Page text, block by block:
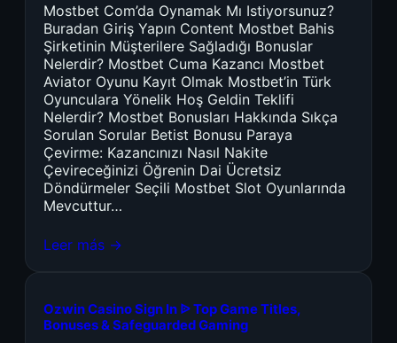
Mostbet Com’da Oynamak Mı Istiyorsunuz?
Buradan Giriş Yapın Content Mostbet Bahis
Şirketinin Müşterilere Sağladığı Bonuslar
Nelerdir? Mostbet Cuma Kazancı Mostbet
Aviator Oyunu Kayıt Olmak Mostbet’in Türk
Oyunculara Yönelik Hoş Geldin Teklifi
Nelerdir? Mostbet Bonusları Hakkında Sıkça
Sorulan Sorular Betist Bonusu Paraya
Çevirme: Kazancınızı Nasıl Nakite
Çevireceğinizi Öğrenin Dai Ücretsiz
Döndürmeler Seçili Mostbet Slot Oyunlarında
Mevcuttur…
Leer más →
Ozwin Casino Sign In ᐉ Top Game Titles,
Bonuses & Safeguarded Gaming